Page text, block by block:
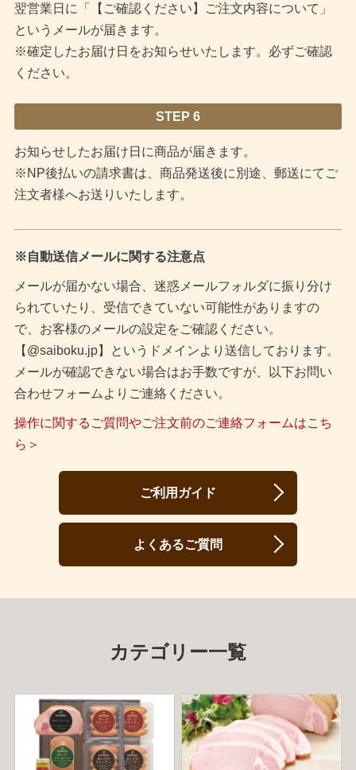
翌営業日に「【ご確認ください】ご注文内容について」
というメールが届きます。
※確定したお届け日をお知らせいたします。必ずご確認
ください。
STEP 6
お知らせしたお届け日に商品が届きます。
※NP後払いの請求書は、商品発送後に別途、郵送にてご
注文者様へお送りいたします。
※自動送信メールに関する注意点
メールが届かない場合、迷惑メールフォルダに振り分け
られていたり、受信できていない可能性がありますの
で、お客様のメールの設定をご確認ください。
【@saiboku.jp】というドメインより送信しております。
メールが確認できない場合はお手数ですが、以下お問い
合わせフォームよりご連絡ください。
操作に関するご質問やご注文前のご連絡フォームはこち
ら＞
ご利用ガイド
よくあるご質問
カテゴリー一覧